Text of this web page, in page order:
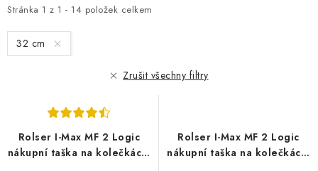
i
s
p
k
Stránka 1 z 1 - 14 položek celkem
e
n
í
u
32 cm
Zrušit všechny filtry
Rolser I-Max MF 2 Logic
nákupní taška na kolečkách,
Rolser I-Max MF 2 Logic
nákupní taška na kolečkách,